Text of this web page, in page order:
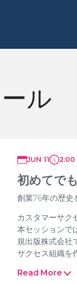
ル
JUN 11 2:00
初めてで
創業76年の歴史
カスタマーサク
本セッションで
規出版株式会社
サクセス組織を
Read More